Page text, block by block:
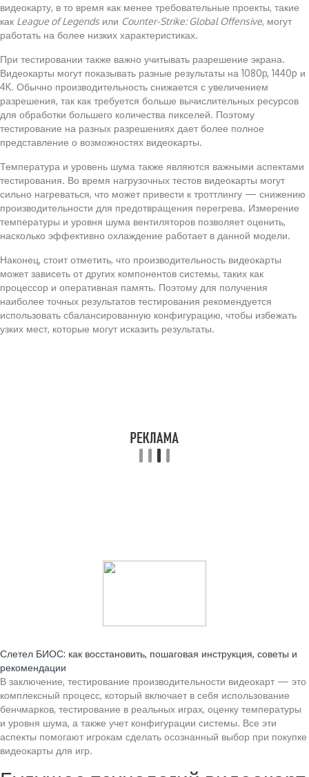
видеокарту, в то время как менее требовательные проекты, такие
как League of Legends или Counter-Strike: Global Offensive, могут
работать на более низких характеристиках.
При тестировании также важно учитывать разрешение экрана.
Видеокарты могут показывать разные результаты на 1080p, 1440p и
4K. Обычно производительность снижается с увеличением
разрешения, так как требуется больше вычислительных ресурсов
для обработки большего количества пикселей. Поэтому
тестирование на разных разрешениях дает более полное
представление о возможностях видеокарты.
Температура и уровень шума также являются важными аспектами
тестирования. Во время нагрузочных тестов видеокарты могут
сильно нагреваться, что может привести к троттлингу — снижению
производительности для предотвращения перегрева. Измерение
температуры и уровня шума вентиляторов позволяет оценить,
насколько эффективно охлаждение работает в данной модели.
Наконец, стоит отметить, что производительность видеокарты
может зависеть от других компонентов системы, таких как
процессор и оперативная память. Поэтому для получения
наиболее точных результатов тестирования рекомендуется
использовать сбалансированную конфигурацию, чтобы избежать
узких мест, которые могут исказить результаты.
Слетел БИОС: как восстановить, пошаговая инструкция, советы и
рекомендации
В заключение, тестирование производительности видеокарт — это
комплексный процесс, который включает в себя использование
бенчмарков, тестирование в реальных играх, оценку температуры
и уровня шума, а также учет конфигурации системы. Все эти
аспекты помогают игрокам сделать осознанный выбор при покупке
видеокарты для игр.